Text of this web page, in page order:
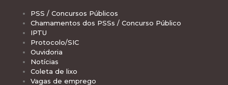
PSS / Concursos Públicos
Chamamentos dos PSSs / Concurso Público
IPTU
Protocolo/SIC
Ouvidoria
Notícias
Coleta de lixo
Vagas de emprego